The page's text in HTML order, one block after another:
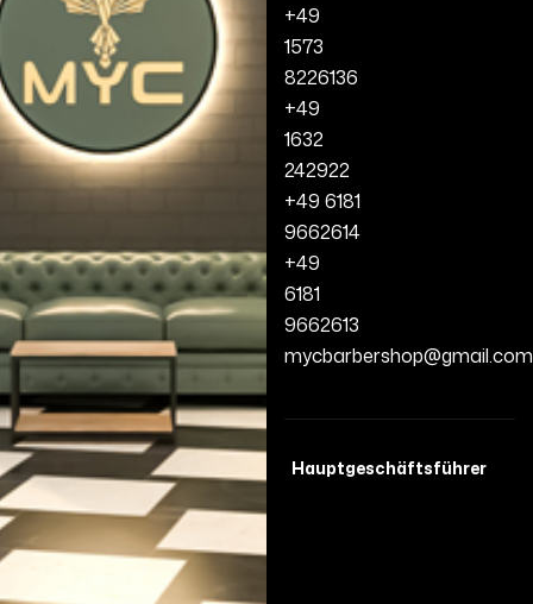
+49
1573
8226136
+49
1632
242922
+49 6181
9662614
+49
6181
9662613
mycbarbershop@gmail.com
Hauptgeschäftsführer